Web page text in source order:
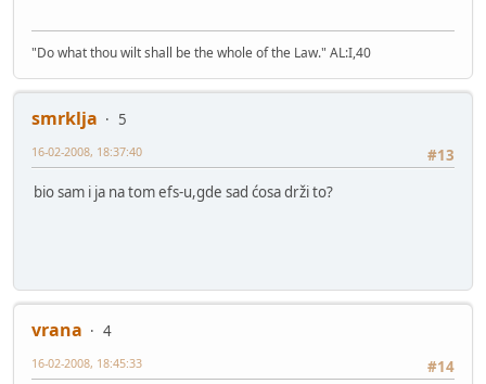
"Do what thou wilt shall be the whole of the Law." AL:I,40
smrklja
5
#13
16-02-2008, 18:37:40
bio sam i ja na tom efs-u,gde sad ćosa drži to?
vrana
4
#14
16-02-2008, 18:45:33